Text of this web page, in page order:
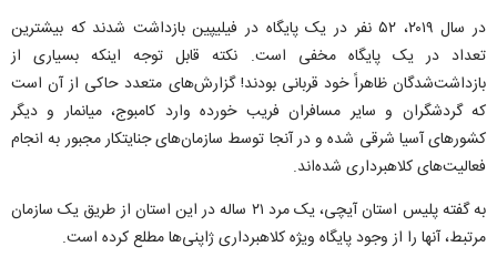
در سال ۲۰۱۹، ۵۲ نفر در یک پایگاه در فیلیپین بازداشت شدند که بیشترین
تعداد در یک پایگاه مخفی است. نکته قابل توجه اینکه بسیاری از
بازداشت‌شدگان ظاهراً خود قربانی بودند! گزارش‌های متعدد حاکی از آن است
که گردشگران و سایر مسافران فریب خورده وارد کامبوج، میانمار و دیگر
کشور‌های آسیا شرقی شده و در آنجا توسط سازمان‌های جنایتکار مجبور به انجام
فعالیت‌های کلاهبرداری شده‌اند.
به گفته پلیس استان آیچی، یک مرد ۲۱ ساله در این استان از طریق یک سازمان
مرتبط، آنها را از وجود پایگاه ویژه کلاهبرداری ژاپنی‌ها مطلع کرده است.